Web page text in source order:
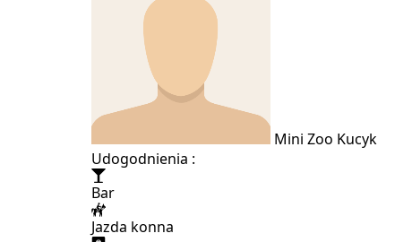
Mini Zoo Kucyk
Udogodnienia :
Bar
Jazda konna